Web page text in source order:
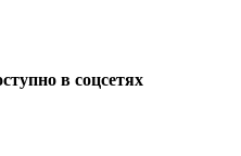
в соцсетях